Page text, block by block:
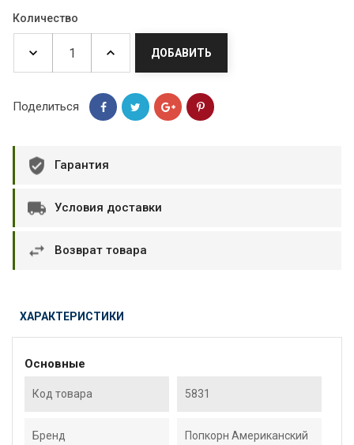
Количество
ДОБАВИТЬ
Поделиться
Гарантия
Условия доставки
Возврат товара
ХАРАКТЕРИСТИКИ
Основные
Код товара 5831
Бренд Попкорн Американский